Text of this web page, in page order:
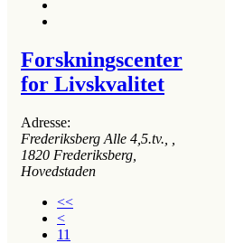
Forskningscenter
for Livskvalitet
Adresse:
Frederiksberg Alle 4,5.tv.
1820 Frederiksberg,
Hovedstaden
<<
<
11